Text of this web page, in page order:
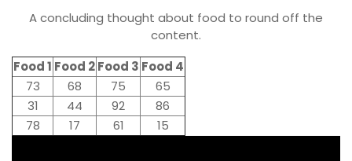
A concluding thought about food to round off the
content.
Food 1 Food 2Food 3 Food 4
73
68 75
65
31
44 92
86
78
17 61 15